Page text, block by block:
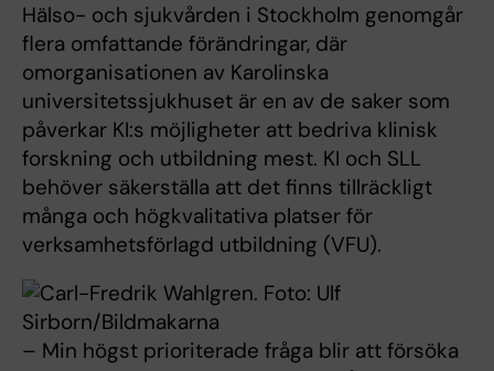
Hälso- och sjukvården i Stockholm genomgår
flera omfattande förändringar, där
omorganisationen av Karolinska
universitetssjukhuset är en av de saker som
påverkar KI:s möjligheter att bedriva klinisk
forskning och utbildning mest. KI och SLL
behöver säkerställa att det finns tillräckligt
många och högkvalitativa platser för
verksamhetsförlagd utbildning (VFU).
– Min högst prioriterade fråga blir att försöka